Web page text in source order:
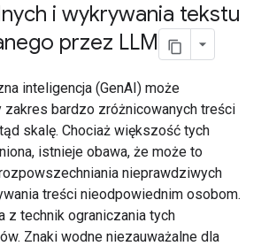
i wykrywania tekstu
przez LLM
inteligencja (GenAI) może
bardzo zróżnicowanych treści
skalę. Chociaż większość tych
istnieje obawa, że może to
nieprawdziwych
treści nieodpowiednim osobom.
z technik ograniczania tych
Znaki wodne niezauważalne dla